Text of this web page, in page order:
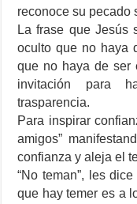
reconoce su pecado
La frase que Jesús
oculto que no haya
que no haya de ser
invitación para
trasparencia.
Para inspirar
amigos”
confianza y aleja el
“No teman”, les
que hay temer es a